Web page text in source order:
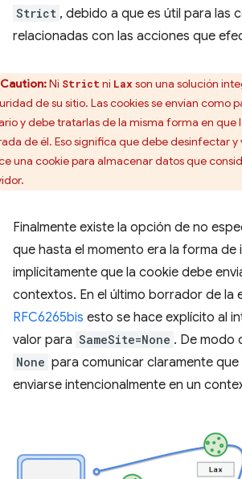
Strict , debido a que es útil para las
relacionadas con las acciones que
Caution:Ni Strict ni Lax son una solución
de su sitio. Las cookies se envían como
y debe tratarlas de la misma forma en que
de él. Eso significa que debe desinfectar
una cookie para almacenar datos que
Finalmente existe la opción de no
que hasta el momento era la forma de
implícitamente que la cookie debe
contextos. En el último borrador de la
RFC6265bis esto se hace explícito al
valor para SameSite=None . De modo
None para comunicar claramente
enviarse intencionalmente en un